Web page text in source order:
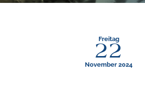
Freitag
22
November 2024